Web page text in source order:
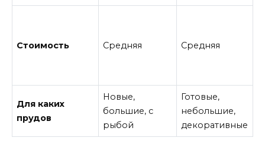
Стоимость Средняя Средняя
Для каких
прудов
Новые,
большие, с
рыбой
Готовые,
небольшие,
декоративные